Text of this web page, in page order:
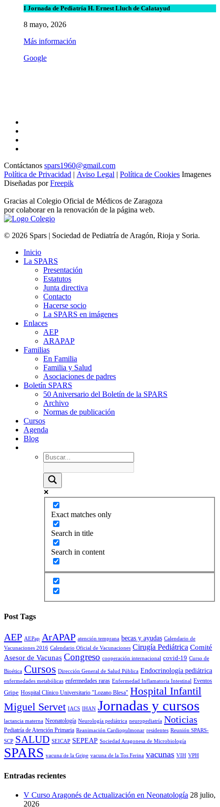
I
de
H.
Lluch
I Jornada de Pediatría H. Ernest Lluch de Calatayud
8 mayo, 2026
Más información
Google
Contáctanos spars1960@gmail.com
Política de Privacidad | Aviso Legal | Política de Cookies Imagenes
Diseñadas porFreepik
Gracias al Colegio Oficial de Médicos de Zaragoza
por colaborar en la renovación de la página web.
© 2026 Spars | Sociedad de Pediatría de Aragón, Rioja y Soria.
Inicio
La SPARS
Presentación
Estatutos
Junta directiva
Contacto
Hacerse socio
La SPARS en imágenes
Enlaces
AEP
ARAPAP
Familias
En Familia
Familia y Salud
Asociaciones de padres
Boletín SPARS
50 Aniversario del Boletín de la SPARS
Archivo
Normas de publicación
Cursos
Agenda
Blog
Exact matches only
Search in title
Search in content
Post Tags
AEP AEPap ArAPAP atención temprana becas y ayudas Calendario de
Vacunaciones 2016 Calendario Oficial de Vacunaciones Cirugía Pediátrica Comité
Asesor de Vacunas Congreso cooperación internacional covid-19 Curso de
Bioética Cursos Dirección General de Salud Pública Endocrinología pediátrica
enfermedades metabólicas enfermedades raras Enfermedad Inflamatoria Intestinal Eventos
Gripe Hospital Clínico Universitario "Lozano Blesa" Hospital Infantil
Miguel Servet IACS IHAN Jornadas y cursos
lactancia materna Neonatología Neurología pediátrica neuropediatría Noticias
Pediatría de Atención Primaria Reanimación Cardiopulmonar residentes Reunión SPARS-
SCP SALUD SEICAP SEPEAP Sociedad Aragonesa de Microbiología
SPARS vacuna de la Gripe vacuna de la Tos Ferina vacunas VIH VPH
Entradas recientes
V Curso Aragonés de Actualización en Neonatología 28 julio,
2026